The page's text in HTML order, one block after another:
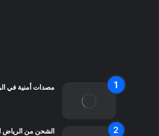
مصدات أمنية في
الشحن من الرياض